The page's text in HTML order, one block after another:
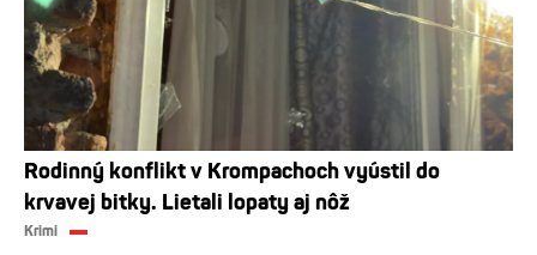
Rodinný konflikt v Krompachoch vyústil do
krvavej bitky. Lietali lopaty aj nôž
Krimi